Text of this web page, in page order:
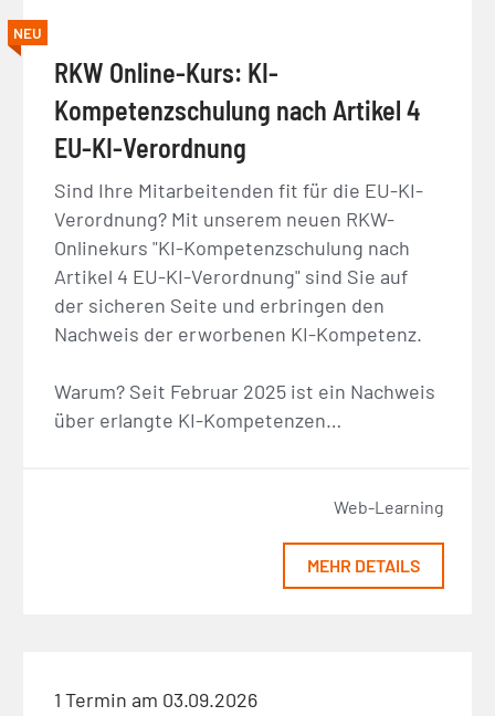
NEU
RKW Online-Kurs: KI-
Kompetenzschulung nach Artikel 4
EU-KI-Verordnung
Sind Ihre Mitarbeitenden fit für die EU-KI-
Verordnung? Mit unserem neuen RKW-
Onlinekurs "KI-Kompetenzschulung nach
Artikel 4 EU-KI-Verordnung" sind Sie auf
der sicheren Seite und erbringen den
Nachweis der erworbenen KI-Kompetenz.
Warum? Seit Februar 2025 ist ein Nachweis
über erlangte KI-Kompetenzen…
Web-Learning
MEHR DETAILS
1 Termin am 03.09.2026